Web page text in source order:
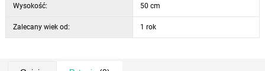
Wysokość: 50 cm
Zalecany wiek od: 1 rok